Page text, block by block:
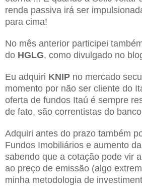
renda passiva irá ser
para cima!
No mês anterior participei
do HGLG, como divulgado no
Eu adquiri KNIP no mercado
momento por não ser cliente do
oferta de fundos Itaú é sempre
de fato, são correntistas do
Adquiri antes do prazo também
Fundos Imobiliários e aumento
sabendo que a cotação pode vir
ao preço de emissão (algo
minha metodologia de